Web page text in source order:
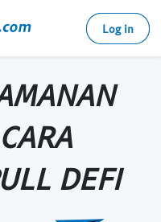
Log in
DEFI